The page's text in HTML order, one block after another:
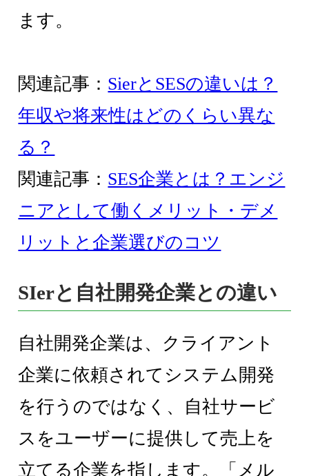
ます。
関連記事： SierとSESの違いは？
年収や将来性はどのくらい異な
る？
関連記事： SES企業とは？エンジ
ニアとして働くメリット・デメ
リットと企業選びのコツ
SIerと自社開発企業との違い
自社開発企業は、クライアント
企業に依頼されてシステム開発
を行うのではなく、自社サービ
スをユーザーに提供して売上を
立てる企業を指します。「メル